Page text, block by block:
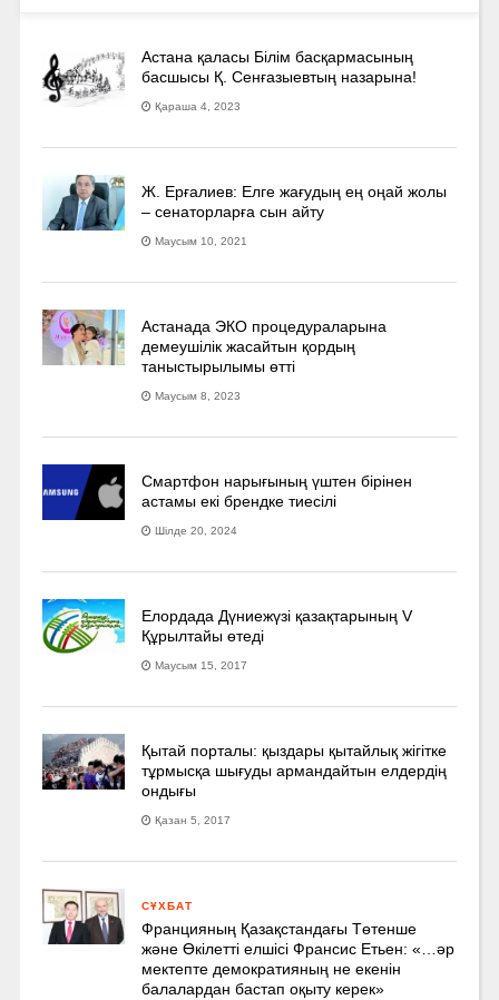
Астана қаласы Білім басқармасының
басшысы Қ. Сенғазыевтың назарына!
Қараша 4, 2023
Ж. Ерғалиев: Елге жағудың ең оңай жолы
– сенаторларға сын айту
Маусым 10, 2021
Астанада ЭКО процедураларына
демеушілік жасайтын қордың
таныстырылымы өтті
Маусым 8, 2023
Смартфон нарығының үштен бірінен
астамы екі брендке тиесілі
Шілде 20, 2024
Елордада Дүниежүзі қазақтарының V
Құрылтайы өтеді
Маусым 15, 2017
Қытай порталы: қыздары қытайлық жігітке
тұрмысқа шығуды армандайтын елдердің
ондығы
Қазан 5, 2017
СҰХБАТ
Францияның Қазақстандағы Төтенше
және Өкілетті елшісі Франсис Етьен: «…әр
мектепте демократияның не екенін
балалардан бастап оқыту керек»